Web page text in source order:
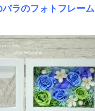
ラのフォトフレーム